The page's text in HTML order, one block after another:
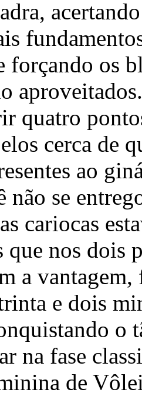
forçando os
quatro
cerca de
ao
não se
cariocas
que nos dois
a vantagem,
e dois
o
na fase
de